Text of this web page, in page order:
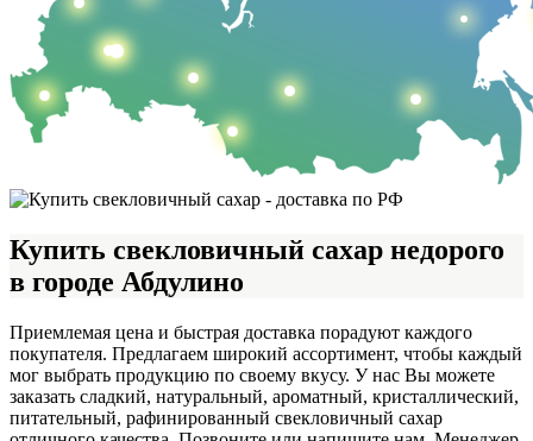
Купить свекловичный сахар недорого
в городе Абдулино
Приемлемая цена и быстрая доставка порадуют каждого
покупателя. Предлагаем широкий ассортимент, чтобы каждый
мог выбрать продукцию по своему вкусу. У нас Вы можете
заказать сладкий, натуральный, ароматный, кристаллический,
питательный, рафинированный свекловичный сахар